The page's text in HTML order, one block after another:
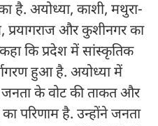
है. अयोध्या, काशी, मथुरा-
प्रयागराज और कुशीनगर का
कि प्रदेश में सांस्कृतिक
हुआ है. अयोध्या में
जनता के वोट की ताकत और
परिणाम है. उन्होंने जनता